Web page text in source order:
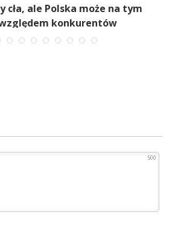
cła, ale Polska może na tym
konkurentów
500